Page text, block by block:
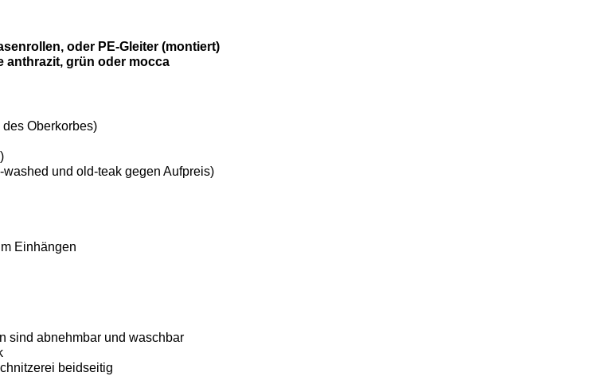
oder PE-Gleiter (montiert)
anthrazit, grün oder mocca
Oberkorbes)
und old-teak gegen Aufpreis)
Einhängen
sind abnehmbar und waschbar
beidseitig